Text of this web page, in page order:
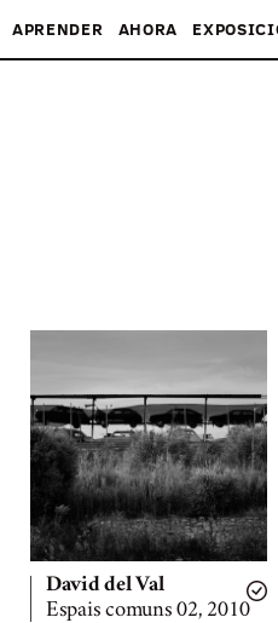
APRENDER AHORA
David del Val
Espais comuns 02, 2010